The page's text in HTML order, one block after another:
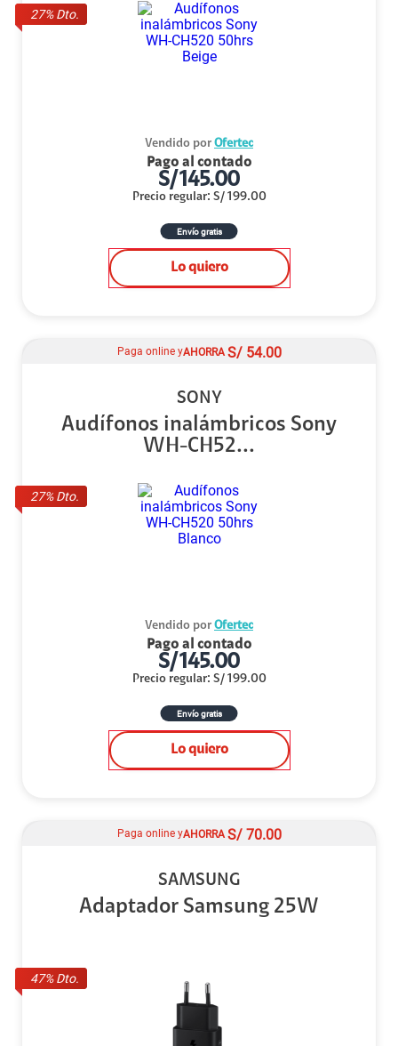
27% Dto.
Vendido por Ofertec
Pago al contado
S/145.00
Precio regular: S/ 199.00
Envío gratis
Lo quiero
27% Dto.
Paga online yAHORRA S/ 54.00
SONY
Audífonos inalámbricos Sony
WH-CH52...
Vendido por Ofertec
Pago al contado
S/145.00
Precio regular: S/ 199.00
Envío gratis
Lo quiero
47% Dto.
Paga online yAHORRA S/ 70.00
SAMSUNG
Adaptador Samsung 25W